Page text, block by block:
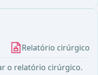
Relatório cirúrgico
o relatório cirúrgico.